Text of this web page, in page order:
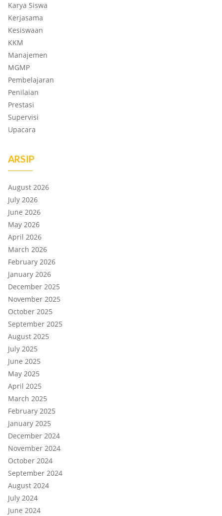
Karya Siswa
Kerjasama
Kesiswaan
KKM
Manajemen
MGMP
Pembelajaran
Penilaian
Prestasi
Supervisi
Upacara
ARSIP
August 2026
July 2026
June 2026
May 2026
April 2026
March 2026
February 2026
January 2026
December 2025
November 2025
October 2025
September 2025
August 2025
July 2025
June 2025
May 2025
April 2025
March 2025
February 2025
January 2025
December 2024
November 2024
October 2024
September 2024
August 2024
July 2024
June 2024